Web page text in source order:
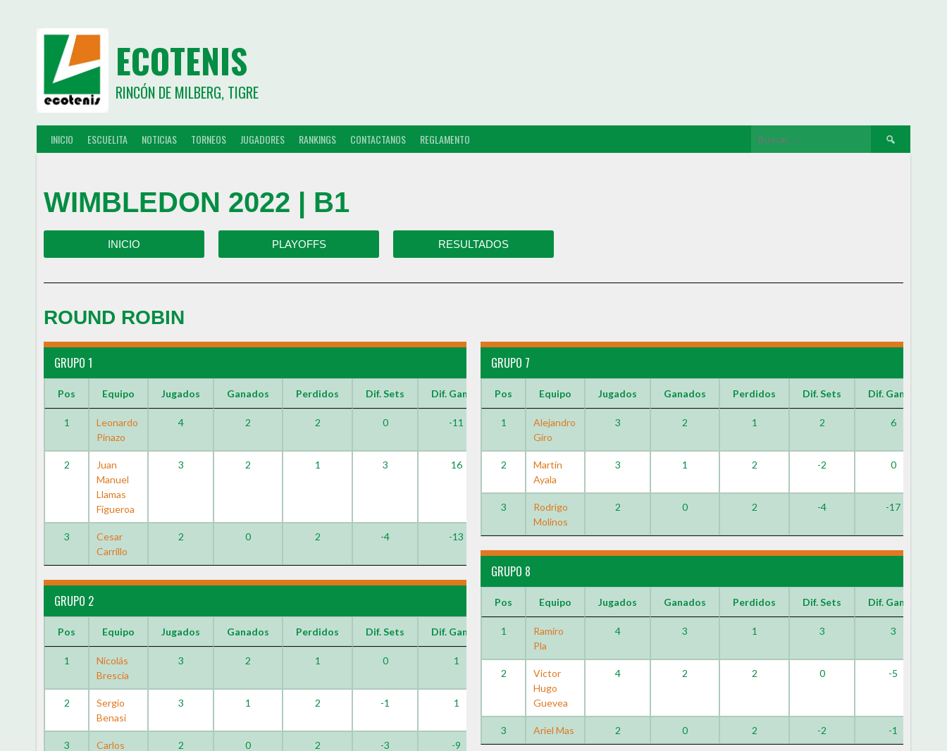
ECOTENIS
RINCÓN DE MILBERG, TIGRE
INICIO ESCUELITA NOTICIAS TORNEOS JUGADORES RANKINGS CONTACTANOS REGLAMENTO
WIMBLEDON 2022 | B1
INICIO PLAYOFFS RESULTADOS
ROUND ROBIN
GRUPO 1
Pos Equipo Jugados Ganados Perdidos Dif. Sets Dif. Games
1
Leonardo
Pinazo
4 2 2 0 -11
2
Juan
Manuel
Llamas
Figueroa
3 2 1 3 16
3
Cesar
Carrillo
2 0 2 -4 -13
GRUPO 2
Pos Equipo Jugados Ganados Perdidos Dif. Sets Dif. Games
1
Nicolás
Brescia
3 2 1 0 1
2
Sergio
Benasi
3 1 2 -1 1
3
Carlos
2 0 2 -3 -9
GRUPO 7
Pos Equipo Jugados Ganados Perdidos Dif. Sets Dif. Games
1
Alejandro
Giro
3 2 1 2 6
2
Martín
Ayala
3 1 2 -2 0
3
Rodrigo
Molinos
2 0 2 -4 -17
GRUPO 8
Pos Equipo Jugados Ganados Perdidos Dif. Sets Dif. Games
1
Ramiro
Pla
4 3 1 3 3
2
Victor
Hugo
Guevea
4 2 2 0 -5
3 Ariel Mas 2 0 2 -2 -1